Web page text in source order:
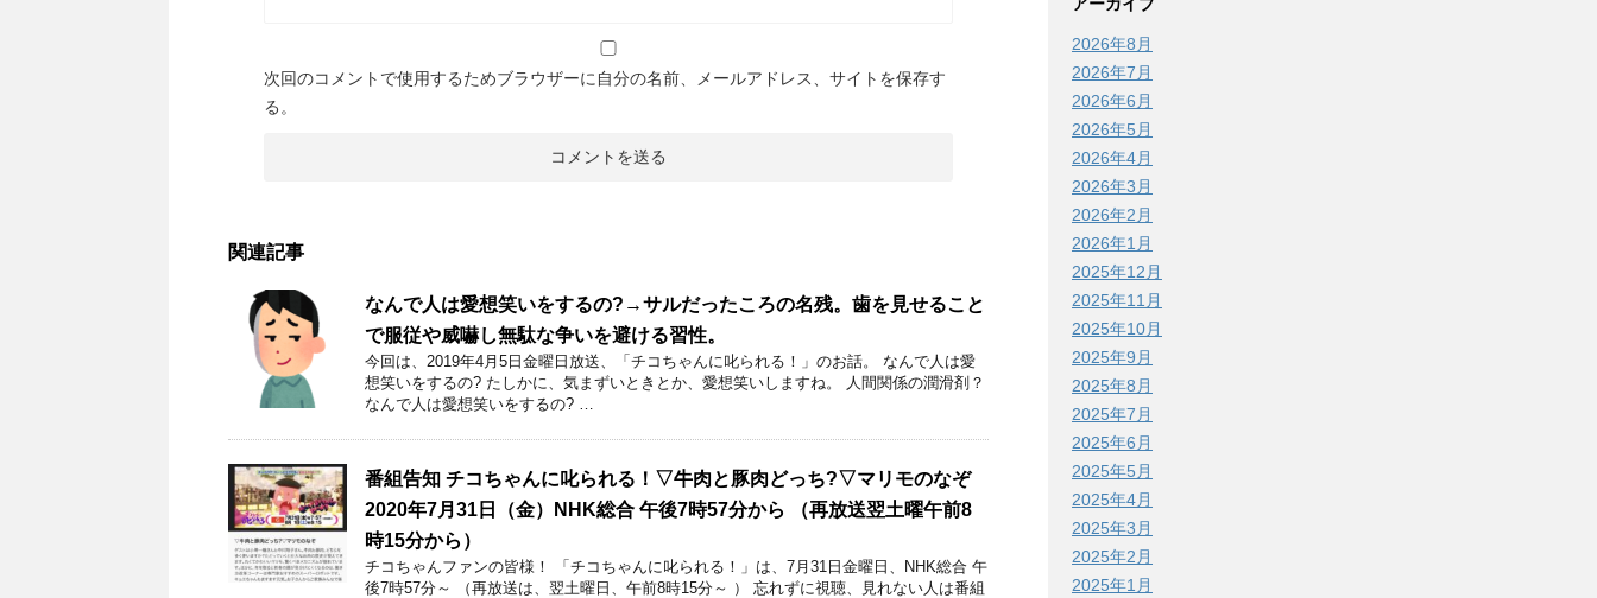
次回のコメントで使用するためブラウザーに自分の名前、メールアドレス、サイトを保存す
る。
関連記事
なんで人は愛想笑いをするの?→サルだったころの名残。歯を見せること
で服従や威嚇し無駄な争いを避ける習性。
今回は、2019年4月5日金曜日放送、「チコちゃんに叱られる！」のお話。 なんで人は愛
想笑いをするの? たしかに、気まずいときとか、愛想笑いしますね。 人間関係の潤滑剤？
なんで人は愛想笑いをするの? …
番組告知 チコちゃんに叱られる！▽牛肉と豚肉どっち?▽マリモのなぞ
2020年7月31日（金）NHK総合 午後7時57分から （再放送翌土曜午前8
時15分から）
チコちゃんファンの皆様！ 「チコちゃんに叱られる！」​は、7月31日金曜日、NHK総合 午
後7時57分～ （再放送は、翌土曜日、午前8時15分～ ） 忘れずに視聴、見れない人は番組
2026年8月
2026年7月
2026年6月
2026年5月
2026年4月
2026年3月
2026年2月
2026年1月
2025年12月
2025年11月
2025年10月
2025年9月
2025年8月
2025年7月
2025年6月
2025年5月
2025年4月
2025年3月
2025年2月
2025年1月